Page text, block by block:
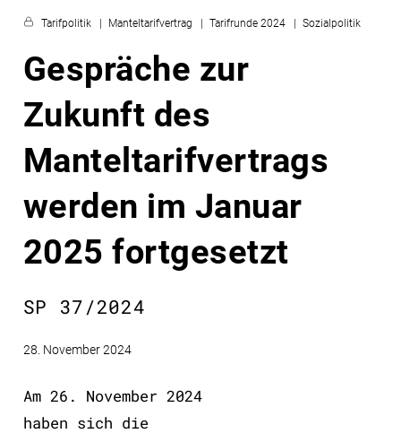
Tarifpolitik Manteltarifvertrag Tarifrunde 2024 Sozialpolitik
Gespräche zur
Zukunft des
Manteltarifvertrags
werden im Januar
2025 fortgesetzt
SP 37/2024
28. November 2024
Am 26. November 2024
haben sich die